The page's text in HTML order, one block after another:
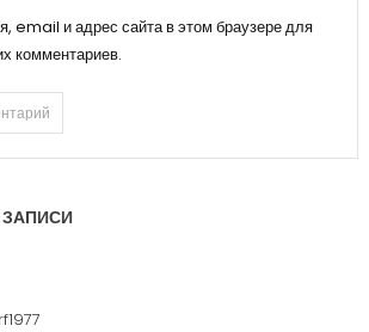
email и адрес сайта в этом браузере для
комментариев.